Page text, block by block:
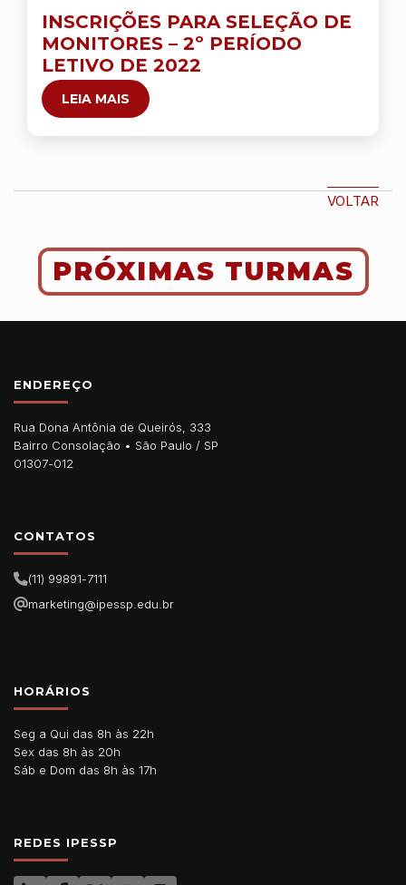
INSCRIÇÕES PARA SELEÇÃO DE
MONITORES – 2º PERÍODO
LETIVO DE 2022
LEIA MAIS
VOLTAR
PRÓXIMAS TURMAS
ENDEREÇO
Rua Dona Antônia de Queirós, 333
Bairro Consolação • São Paulo / SP
01307-012
CONTATOS
(11) 99891-7111
marketing@ipessp.edu.br
HORÁRIOS
Seg a Qui das 8h às 22h
Sex das 8h às 20h
Sáb e Dom das 8h às 17h
REDES IPESSP